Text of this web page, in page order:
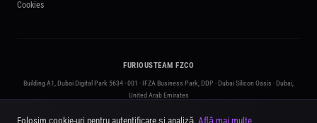
Cookies
FURIOUSTEAM FZCO
Building A1, Dubai Digital Park 5634 - 001 · IFZA Business Park, DDP - Dubai Silicon Oasis · Dubai,
United Arab Emirates
Folosim cookie-uri pentru autentificare și analiză. Află mai multe